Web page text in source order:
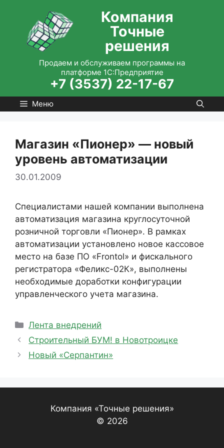
содержимому
Компания
Точные
решения
Продаем и обслуживаем программы на
платформе 1С:Предприятие
+7 (3537) 22-17-67
Меню
Магазин «Пионер» — новый
уровень автоматизации
30.01.2009
Специалистами нашей компании выполнена
автоматизация магазина круглосуточной
розничной торговли «Пионер». В рамках
автоматизации установлено новое кассовое
место на базе ПО «Frontol» и фискального
регистратора «Феликс-02К», выполнены
необходимые доработки конфигурации
управленческого учета магазина.
Рубрики
Лента внедрений
Строительный БУМ! в Новотроицке
Новый «Серпантин»
Компания «Точные решения»
© 2026